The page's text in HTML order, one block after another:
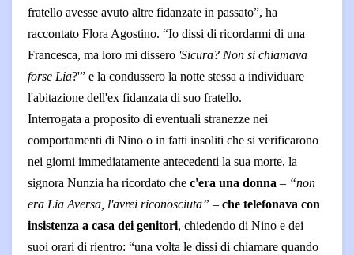
fratello avesse avuto altre fidanzate in passato”, ha
raccontato Flora Agostino. “Io dissi di ricordarmi di una
Francesca, ma loro mi dissero 'Sicura? Non si chiamava
forse Lia?'” e la condussero la notte stessa a individuare
l'abitazione dell'ex fidanzata di suo fratello.
Interrogata a proposito di eventuali stranezze nei
comportamenti di Nino o in fatti insoliti che si verificarono
nei giorni immediatamente antecedenti la sua morte, la
signora Nunzia ha ricordato che c'era una donna – “non
era Lia Aversa, l'avrei riconosciuta” – che telefonava con
insistenza a casa dei genitori, chiedendo di Nino e dei
suoi orari di rientro: “una volta le dissi di chiamare quando